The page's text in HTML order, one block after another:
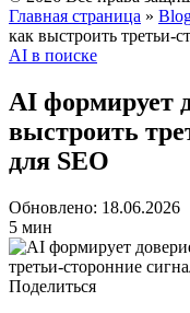
Главная страница »
как выстроить
AI в поиске
AI формирует
выстроить
для SEO
Обновлено: 18.06.2026
5 мин
Поделиться